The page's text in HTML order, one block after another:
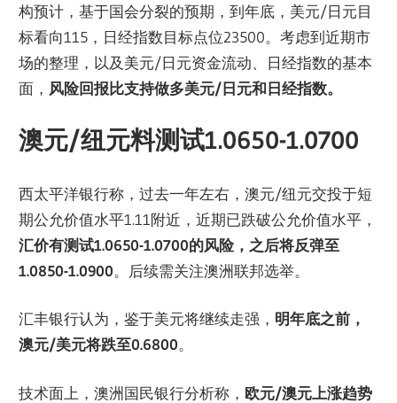
构预计，基于国会分裂的预期，到年底，美元/日元目
标看向115，日经指数目标点位23500。考虑到近期市
场的整理，以及美元/日元资金流动、日经指数的基本
面， 风险回报比支持做多美元/日元和日经指数。
澳元/纽元料测试1.0650-1.0700
西太平洋银行称，过去一年左右，澳元/纽元交投于短
期公允价值水平1.11附近，近期已跌破公允价值水平，
汇价有测试1.0650-1.0700的风险，之后将反弹至
1.0850-1.0900。后续需关注澳洲联邦选举。
汇丰银行认为，鉴于美元将继续走强， 明年底之前，
澳元/美元将跌至0.6800。
技术面上，澳洲国民银行分析称， 欧元/澳元上涨趋势